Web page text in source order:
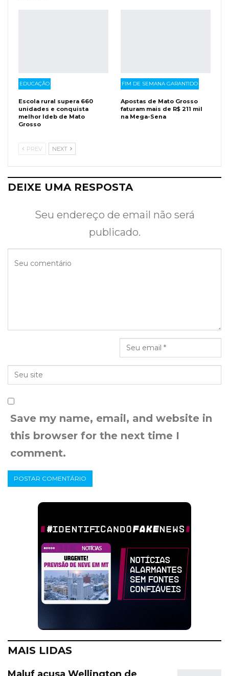
EDUCAÇÃO
Escola rural supera 660
unidades e conquista
melhor Ideb de Mato
Grosso
FIM DE SEMANA GARANTIDO
Apostas de Mato Grosso
faturam mais de R$ 211 mil
na Mega-Sena
PREV NEXT
DEIXE UMA RESPOSTA
Seu endereço de email não será
publicado.
Save my name, email, and website in
this browser for the next time I
comment.
MAIS LIDAS